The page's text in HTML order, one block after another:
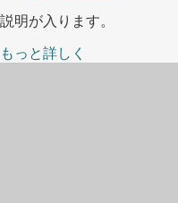
説明が入ります。
もっと詳しく